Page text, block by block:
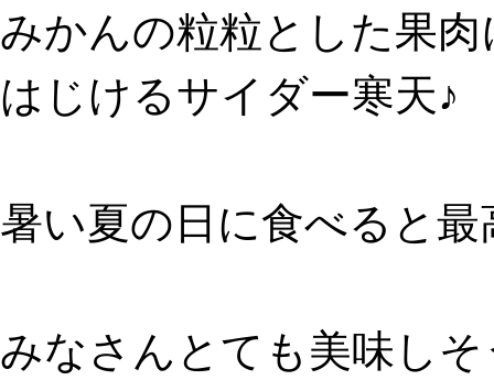
みかんの粒粒とした果
はじけるサイダー寒天♪
暑い夏の日に食べると最
みなさんとても美味し